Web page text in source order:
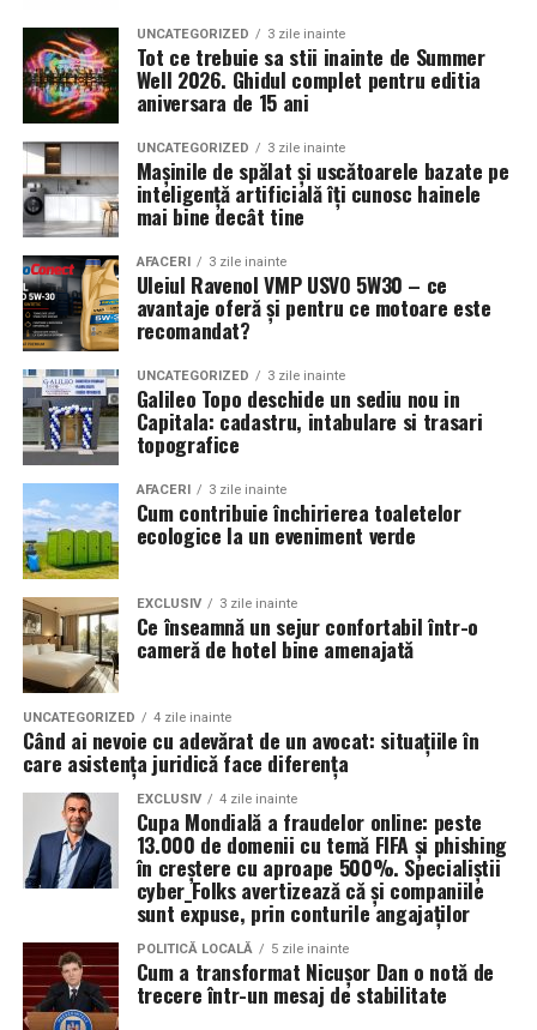
contracte.
Contabilitatea este necesara in toate etapele unei firme
de transport: de la infiintare si operare zilnica, pana la
formalitate birocratica, ci un sprijin real pentru
controlul financiar si dezvoltarea afacerii. O evidenta
contabila bine organizata inseamna mai putine riscuri,
lung.
Beneficii și rezultate
Utilizarea procedeului AREC la Respysal oferă
pacienților multiple avantaje:
Ameliorarea rapidă a simptomelor respiratorii
dificultăți de respirație, tuse, secreţii pulmonare,
congestie.
La copii, după20 de ședințe, s-a înregistrat o
reducere de
astmului.
Reducerea tratamentului medicamentos
pacienți pot utiliza mai puține medicamente,
tratamentului cu sare.
Fără efecte secundare semnificative, ceea ce face
terapia potrivită pentru adulți, copii și persoane cu
sensibilități respiratorii speciale.
Creșterea calității vieţii: mai puţine episoade acute,
mai puţină nevoie să lipsească de la şcoală sau de
la activităţi fizice.
Comparativ cu alte procedee
UNCATEGORIZED 3 zile inainte
Tot ce trebuie sa stii inainte de Summer
Well 2026. Ghidul complet pentru editia
aniversara de 15 ani
UNCATEGORIZED 3 zile inainte
Mașinile de spălat și uscătoarele bazate pe
inteligență artificială îți cunosc hainele
mai bine decât tine
AFACERI 3 zile inainte
Uleiul Ravenol VMP USVO 5W30 – ce
avantaje oferă și pentru ce motoare este
recomandat?
UNCATEGORIZED 3 zile inainte
Galileo Topo deschide un sediu nou in
Capitala: cadastru, intabulare si trasari
topografice
AFACERI 3 zile inainte
Cum contribuie închirierea toaletelor
ecologice la un eveniment verde
EXCLUSIV 3 zile inainte
Ce înseamnă un sejur confortabil într-o
cameră de hotel bine amenajată
UNCATEGORIZED 4 zile inainte
Când ai nevoie cu adevărat de un avocat: situațiile în
care asistența juridică face diferența
EXCLUSIV 4 zile inainte
Cupa Mondială a fraudelor online: peste
13.000 de domenii cu temă FIFA și phishing
în creștere cu aproape 500%. Specialiștii
cyber_Folks avertizează că și companiile
sunt expuse, prin conturile angajaților
POLITICĂ LOCALĂ 5 zile inainte
Cum a transformat Nicușor Dan o notă de
trecere într-un mesaj de stabilitate